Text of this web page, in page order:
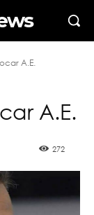
Α.Ε.
Α.Ε.
272